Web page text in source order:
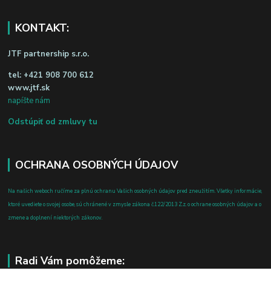
KONTAKT:
JTF partnership s.r.o.
tel: +421 908 700 612
www.jtf.sk
napíšte nám
Odstúpiť od zmluvy tu
OCHRANA OSOBNÝCH ÚDAJOV
Na našich weboch ručíme za plnú ochranu Vašich osobných údajov pred zneužitím. Všetky informácie,
ktoré uvediete o svojej osobe, sú chránené v zmysle zákona č.122/2013 Z.z. o ochrane osobných údajov a o
zmene a doplnení niektorých zákonov.
Radi Vám pomôžeme: